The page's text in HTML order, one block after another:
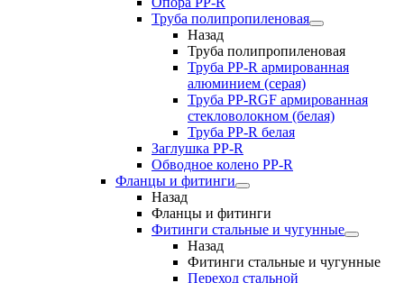
Труба полипропиленовая
Назад
Труба полипропиленовая
Труба PP-R армированная
алюминием (серая)
Труба PP-RGF армированная
стекловолокном (белая)
Труба РР-R белая
Заглушка PP-R
Обводное колено PP-R
Фланцы и фитинги
Назад
Фланцы и фитинги
Фитинги стальные и чугунные
Назад
Фитинги стальные и чугунные
Переход стальной